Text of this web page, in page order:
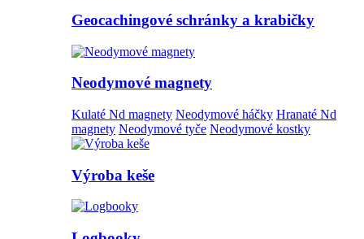
Geocachingové schránky a krabičky
Neodymové magnety
Kulaté Nd magnety Neodymové háčky Hranaté Nd
magnety Neodymové tyče Neodymové kostky
Výroba keše